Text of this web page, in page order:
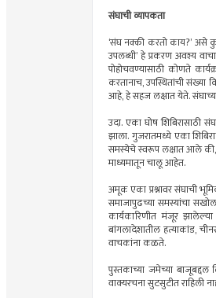
संघाची व्यापकता
‌‘संघ नक्की करतो काय?‌’ असे
उपलब्धी‌’ हे प्रकरण अवश्य
पोहोचवण्यासाठी कोणते
करतानाच, उपस्थितांची
आहे, हे सहज लक्षात येते.
उदा. एका घोष शिबिरासाठी
झाला. गुजरातमध्ये एका
समस्येचे स्वरूप लक्षात आले की,
माध्यमातून चालू आहेत.
अमूक एका प्रश्नावर संघाची
समाजापुढच्या समस्यांचा
कार्यकारिणीत मंजूर
बांगलादेशातील हत्याकांड,
वाचकांना कळते.
पुस्तकाच्या जमेच्या बाजूबद्दल
वाक्यरचना सुटसुटीत राहिली